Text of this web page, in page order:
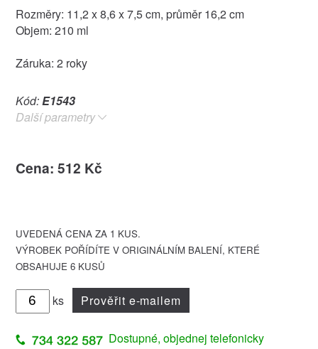
Rozměry: 11,2 x 8,6 x 7,5 cm, průměr 16,2 cm
Objem: 210 ml
Záruka: 2 roky
Kód:E1543
Další parametry
Cena: 512 Kč
UVEDENÁ CENA ZA 1 KUS.
VÝROBEK POŘÍDÍTE V ORIGINÁLNÍM BALENÍ, KTERÉ
OBSAHUJE 6 KUSŮ
ks Prověřit e-mailem
Dostupné, objednej telefonicky